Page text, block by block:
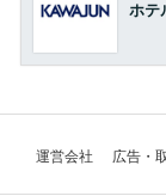
ホテ
運営会社 広告・